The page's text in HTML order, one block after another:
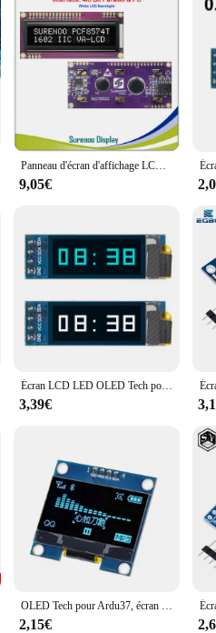
Modules is a game-changer for
displaying data and information in
you're a DIY enthusiast or a
about aesthetics; it's about
are included, ensuring a seamless
makes it suitable for a broad range
with high contrast ensures that the
Ardu37-based device, this LED LCD
Panneau d'écran d'affichage LCD Rick Tech, rétroéclairage LED pour Ardu37, blanc, violet, vert, VA, PCF8574T, PCF8574, IIC, I2C, 162, 16X2, 1602
9,05€
Écran LCD LED OLED Tech pour Ardu37, écran de communication IIC, blanc et bleu, 0.91 pouces, 0.91 pouces, 0.91 pouces, OLED X32
3,39€
OLED Tech pour Ardu37, écran LCD LED, blanc, bleu, document 1.3x64, 128 pouces, IIC, I2C, 4 broches, 1.3 pouces
2,15€